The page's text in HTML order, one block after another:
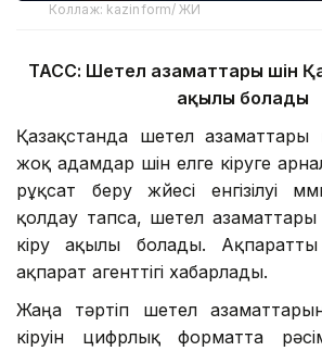
Коллаж: kazinform/ ЖИ
ТАСС: Шетел азаматтары үшін
ақылы болады
Қазақстанда шетел
жоқ адамдар үшін елге кіруге
рұқсат беру жүйесі енгізілуі
қолдау тапса, шетел азаматтары
кіру ақылы болады. Ақпаратты
ақпарат агенттігі хабарлады.
Жаңа тәртіп шетел
кіруін цифрлық форматта